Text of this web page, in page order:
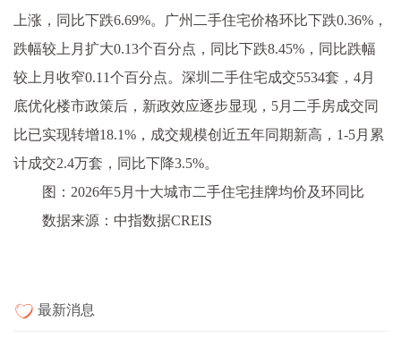
上涨，同比下跌6.69%。广州二手住宅价格环比下跌0.36%，
跌幅较上月扩大0.13个百分点，同比下跌8.45%，同比跌幅
较上月收窄0.11个百分点。深圳二手住宅成交5534套，4月
底优化楼市政策后，新政效应逐步显现，5月二手房成交同
比已实现转增18.1%，成交规模创近五年同期新高，1-5月累
计成交2.4万套，同比下降3.5%。
图：2026年5月十大城市二手住宅挂牌均价及环同比
数据来源：中指数据CREIS
最新消息